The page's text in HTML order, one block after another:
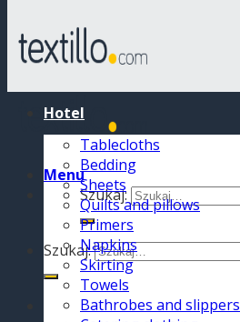
Menu
Szukaj:
Szukaj:
Hotel
Tablecloths
Bedding
Sheets
Quilts and pillows
Primers
Napkins
Skirting
Towels
Bathrobes and slippers